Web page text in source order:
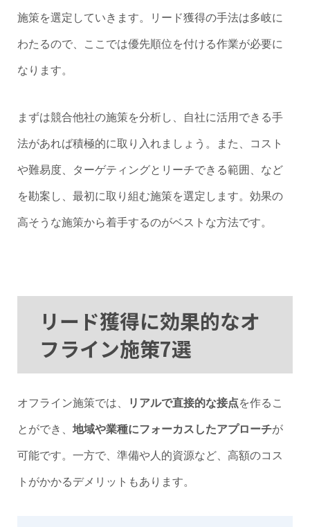
施策を選定していきます。リード獲得の手法は多岐に
わたるので、ここでは優先順位を付ける作業が必要に
なります。
まずは競合他社の施策を分析し、自社に活用できる手
法があれば積極的に取り入れましょう。また、コスト
や難易度、ターゲティングとリーチできる範囲、など
を勘案し、最初に取り組む施策を選定します。効果の
高そうな施策から着手するのがベストな方法です。
リード獲得に効果的なオ
フライン施策7選
オフライン施策では、 リアルで直接的な接点を作るこ
とができ、 地域や業種にフォーカスしたアプローチが
可能です。一方で、準備や人的資源など、高額のコス
トがかかるデメリットもあります。